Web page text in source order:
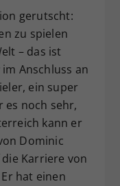
gerutscht:
zu spielen
– das ist
Anschluss an
ein super
es noch sehr,
kann er
Dominic
Karriere von
hat einen